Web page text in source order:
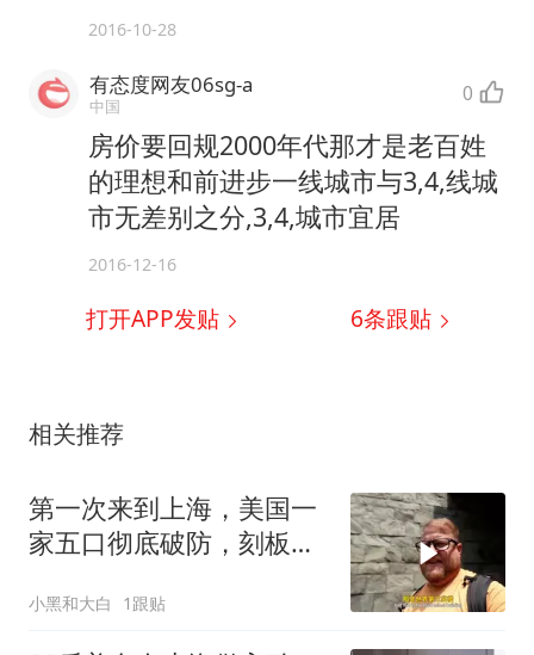
2016-10-28
有态度网友06sg-a
中国 0
房价要回规2000年代那才是老百姓
的理想和前进步一线城市与3,4,线城
市无差别之分,3,4,城市宜居
2016-12-16
打开APP发贴 6条跟贴
相关推荐
第一次来到上海，美国一
家五口彻底破防，刻板印
小黑和大白 1跟贴